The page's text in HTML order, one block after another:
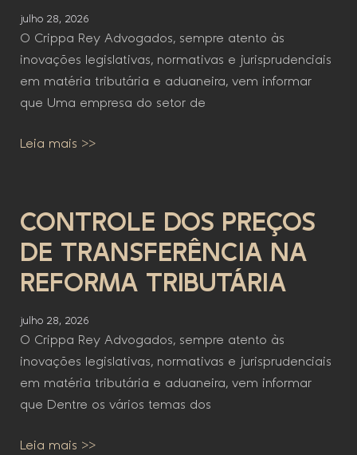
julho 28, 2026
O Crippa Rey Advogados, sempre atento às
inovações legislativas, normativas e jurisprudenciais
em matéria tributária e aduaneira, vem informar
que Uma empresa do setor de
Leia mais >>
CONTROLE DOS PREÇOS
DE TRANSFERÊNCIA NA
REFORMA TRIBUTÁRIA
julho 28, 2026
O Crippa Rey Advogados, sempre atento às
inovações legislativas, normativas e jurisprudenciais
em matéria tributária e aduaneira, vem informar
que Dentre os vários temas dos
Leia mais >>